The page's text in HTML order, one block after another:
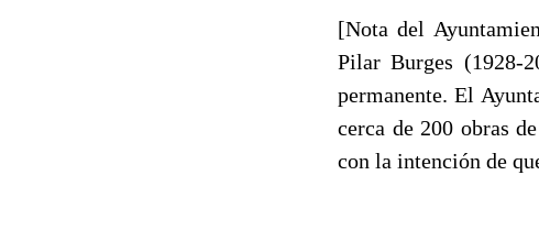
[Nota del
Pilar Burges (1928-
permanente. El
cerca de 200 obras
con la intención de